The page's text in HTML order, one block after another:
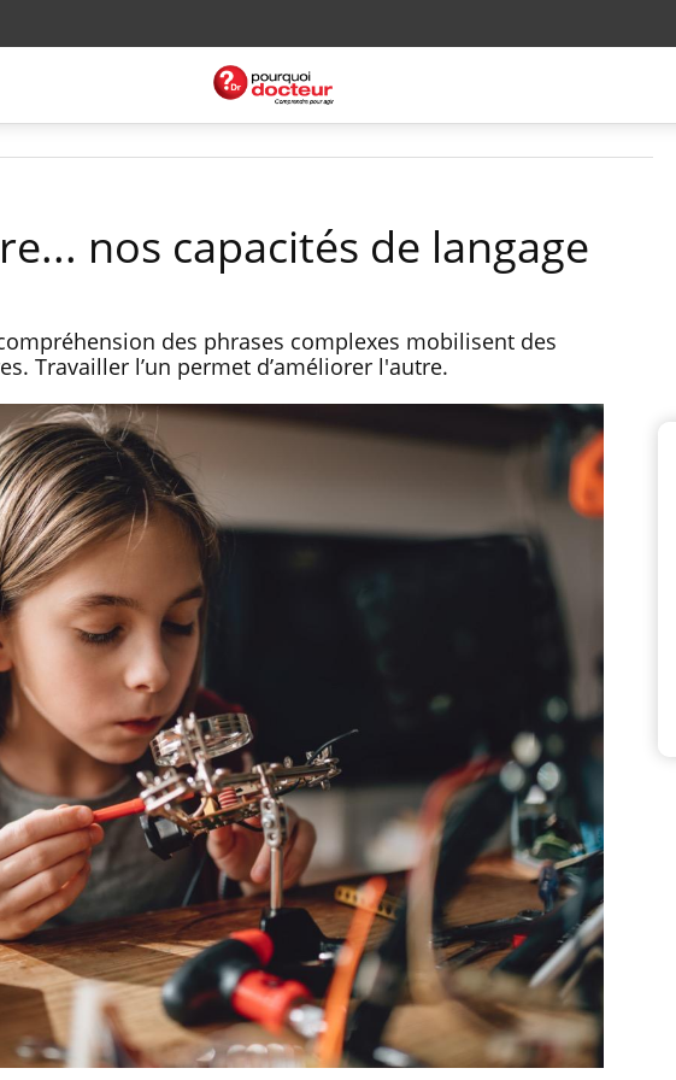
nos capacités de langage
des phrases complexes mobilisent des
Travailler l’un permet d’améliorer l'autre.
Chikungunya, dengue,
West Nile : que se passe-
t-il dans le sud de la
France ?
Les médicaments GLP-1
protègent-ils aussi les os
?
Cytomégalovirus : ce qui
change dans la prise en
charge des femmes
enceintes
de dormir la nuit ?
VIH : la fin du comprimé
tous les jours se profile-t-
elle enfin ?
Pourquoi votre ventre
gâche-t-il les premiers
jours de vos vacances ?